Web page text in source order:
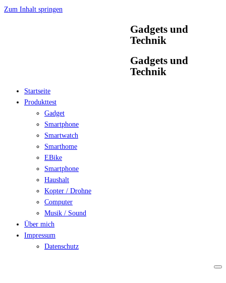
Zum Inhalt springen
Gadgets und
Technik
Gadgets und
Technik
Startseite
Produkttest
Gadget
Smartphone
Smartwatch
Smarthome
EBike
Smartphone
Haushalt
Kopter / Drohne
Computer
Musik / Sound
Über mich
Impressum
Datenschutz